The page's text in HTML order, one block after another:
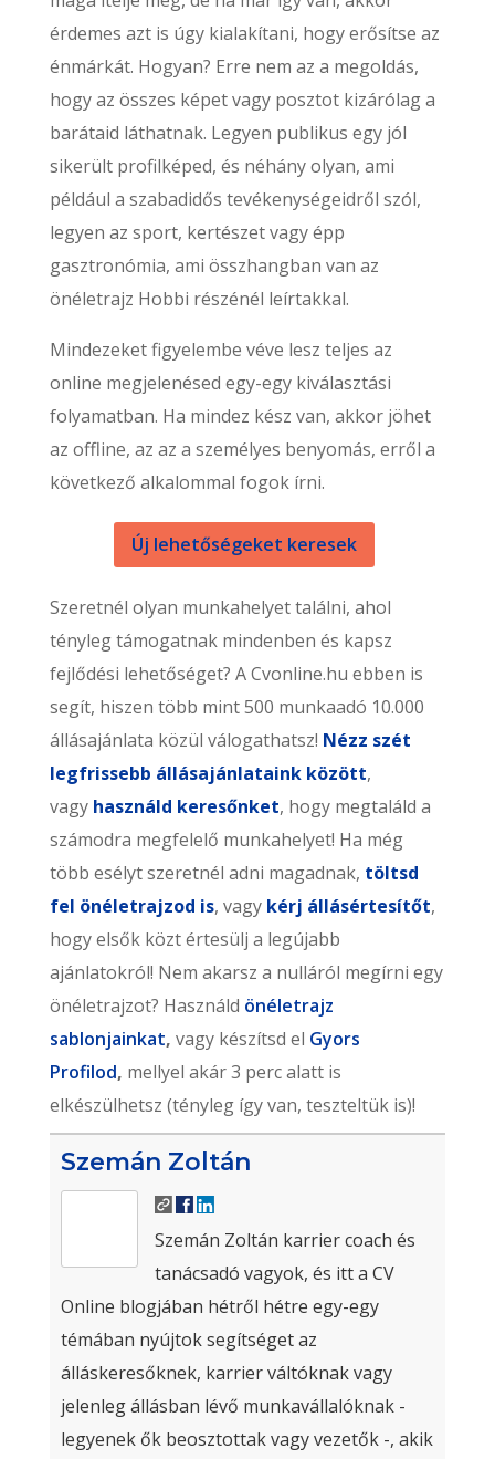
érdemes azt is úgy kialakítani, hogy erősítse az
énmárkát. Hogyan? Erre nem az a megoldás,
hogy az összes képet vagy posztot kizárólag a
barátaid láthatnak. Legyen publikus egy jól
sikerült profilképed, és néhány olyan, ami
például a szabadidős tevékenységeidről szól,
legyen az sport, kertészet vagy épp
gasztronómia, ami összhangban van az
önéletrajz Hobbi részénél leírtakkal.
Mindezeket figyelembe véve lesz teljes az
online megjelenésed egy-egy kiválasztási
folyamatban. Ha mindez kész van, akkor jöhet
az offline, az az a személyes benyomás, erről a
következő alkalommal fogok írni.
Új lehetőségeket keresek
Szeretnél olyan munkahelyet találni, ahol
tényleg támogatnak mindenben és kapsz
fejlődési lehetőséget? A Cvonline.hu ebben is
segít, hiszen több mint 500 munkaadó 10.000
állásajánlata közül válogathatsz! Nézz szét
legfrissebb állásajánlataink között,
vagy használd keresőnket, hogy megtaláld a
számodra megfelelő munkahelyet! Ha még
több esélyt szeretnél adni magadnak, töltsd
fel önéletrajzod is, vagy kérj állásértesítőt,
hogy elsők közt értesülj a legújabb
ajánlatokról! Nem akarsz a nulláról megírni egy
önéletrajzot? Használd önéletrajz
sablonjainkat, vagy készítsd el Gyors
Profilod, mellyel akár 3 perc alatt is
elkészülhetsz (tényleg így van, teszteltük is)!
Szemán Zoltán
Szemán Zoltán karrier coach és
tanácsadó vagyok, és itt a CV
Online blogjában hétről hétre egy-egy
témában nyújtok segítséget az
álláskeresőknek, karrier váltóknak vagy
jelenleg állásban lévő munkavállalóknak -
legyenek ők beosztottak vagy vezetők -, akik